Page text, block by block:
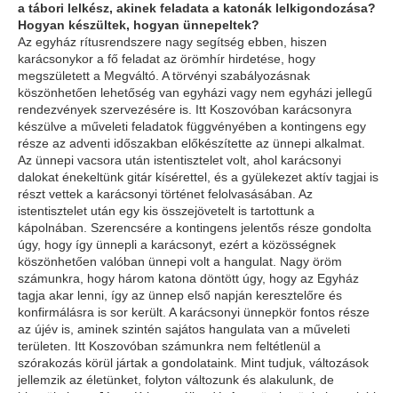
a tábori lelkész, akinek feladata a katonák lelkigondozása?
Hogyan készültek, hogyan ünnepeltek?
Az egyház rítusrendszere nagy segítség ebben, hiszen
karácsonykor a fő feladat az örömhír hirdetése, hogy
megszületett a Megváltó. A törvényi szabályozásnak
köszönhetően lehetőség van egyházi vagy nem egyházi jellegű
rendezvények szervezésére is. Itt Koszovóban karácsonyra
készülve a műveleti feladatok függvényében a kontingens egy
része az adventi időszakban előkészítette az ünnepi alkalmat.
Az ünnepi vacsora után istentisztelet volt, ahol karácsonyi
dalokat énekeltünk gitár kísérettel, és a gyülekezet aktív tagjai is
részt vettek a karácsonyi történet felolvasásában. Az
istentisztelet után egy kis összejövetelt is tartottunk a
kápolnában. Szerencsére a kontingens jelentős része gondolta
úgy, hogy így ünnepli a karácsonyt, ezért a közösségnek
köszönhetően valóban ünnepi volt a hangulat. Nagy öröm
számunkra, hogy három katona döntött úgy, hogy az Egyház
tagja akar lenni, így az ünnep első napján keresztelőre és
konfirmálásra is sor került. A karácsonyi ünnepkör fontos része
az újév is, aminek szintén sajátos hangulata van a műveleti
területen. Itt Koszovóban számunkra nem feltétlenül a
szórakozás körül jártak a gondolataink. Mint tudjuk, változások
jellemzik az életünket, folyton változunk és alakulunk, de